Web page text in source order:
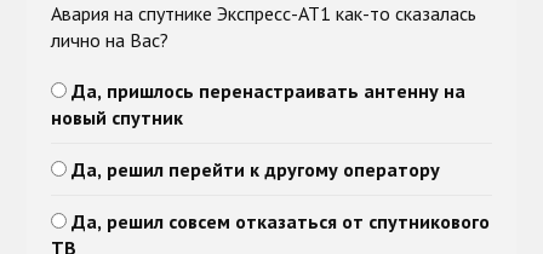
Авария на спутнике Экспресс-АТ1 как-то сказалась
лично на Вас?
Да, пришлось перенастраивать антенну на
новый спутник
Да, решил перейти к другому оператору
Да, решил совсем отказаться от спутникового
ТВ